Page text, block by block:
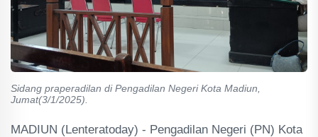
Sidang praperadilan di Pengadilan Negeri Kota Madiun,
Jumat(3/1/2025).
MADIUN (Lenteratoday) - Pengadilan Negeri (PN) Kota